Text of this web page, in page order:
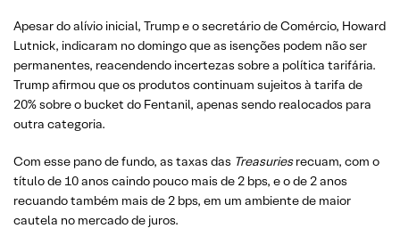
Apesar do alívio inicial, Trump e o secretário de Comércio, Howard
Lutnick, indicaram no domingo que as isenções podem não ser
permanentes, reacendendo incertezas sobre a política tarifária.
Trump afirmou que os produtos continuam sujeitos à tarifa de
20% sobre o bucket do Fentanil, apenas sendo realocados para
outra categoria.
Com esse pano de fundo, as taxas das Treasuriesrecuam, com o
título de 10 anos caindo pouco mais de 2 bps, e o de 2 anos
recuando também mais de 2 bps, em um ambiente de maior
cautela no mercado de juros.